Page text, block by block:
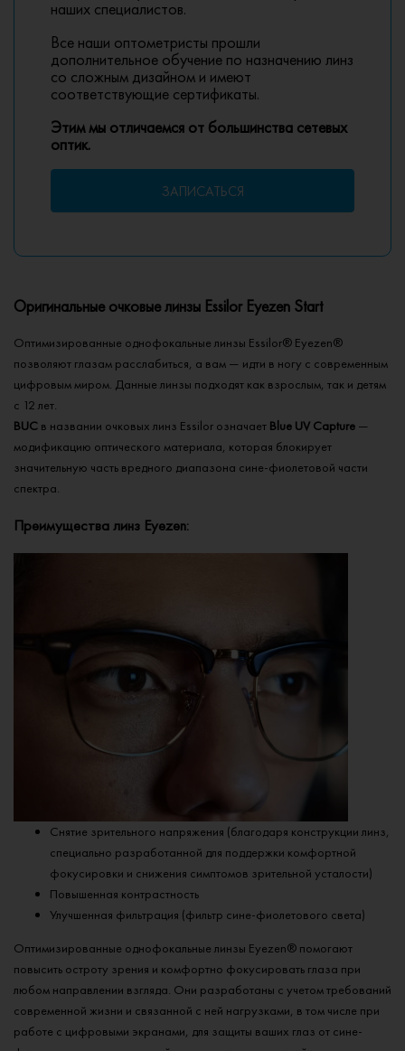
наших специалистов.
Все наши оптометристы прошли
дополнительное обучение по назначению линз
со сложным дизайном и имеют
соответствующие сертификаты.
Этим мы отличаемся от большинства сетевых
оптик.
ЗАПИСАТЬСЯ
Оригинальные очковые линзы Essilor Eyezen Start
Оптимизированные однофокальные линзы Essilor® Eyezen®
позволяют глазам расслабиться, а вам — идти в ногу с современным
цифровым миром. Данные линзы подходят как взрослым, так и детям
с 12 лет.
BUC в названии очковых линз Essilor означает Blue UV Capture —
модификацию оптического материала, которая блокирует
значительную часть вредного диапазона сине-фиолетовой части
спектра.
Преимущества линз Eyezen:
Снятие зрительного напряжения (благодаря конструкции линз,
специально разработанной для поддержки комфортной
фокусировки и снижения симптомов зрительной усталости)
Повышенная контрастность
Улучшенная фильтрация (фильтр сине-фиолетового света)
Оптимизированные однофокальные линзы Eyezen® помогают
повысить остроту зрения и комфортно фокусировать глаза при
любом направлении взгляда. Они разработаны с учетом требований
современной жизни и связанной с ней нагрузками​, в том числе при
работе с цифровыми экранами, для защиты ваших глаз от сине-